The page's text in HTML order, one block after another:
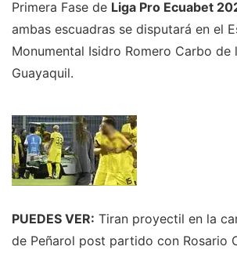
Primera Fase de Liga Pro Ecuabet
ambas escuadras se disputará en el
Monumental Isidro Romero Carbo de
Guayaquil.
PUEDES VER: Tiran proyectil en la
de Peñarol post partido con Rosario